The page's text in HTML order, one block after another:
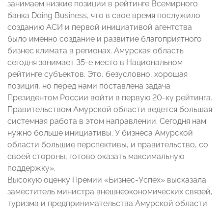
занимаем низкие позиции в рейтинге Всемирного
банка Doing Business, что в свое время послужило
созданию АСИ и первой инициативой агентства
было именно создание и развитие благоприятного
бизнес климата в регионах. Амурская область
сегодня занимает 35-е место в Национальном
рейтинге субъектов. Это, безусловно, хорошая
позиция, но перед нами поставлена задача
Президентом России войти в первую 20-ку рейтинга.
Правительством Амурской области ведется большая
системная работа в этом направлении. Сегодня нам
нужно больше инициативы. У бизнеса Амурской
области большие перспективы, и правительство, со
своей стороны, готово оказать максимальную
поддержку».
Высокую оценку Премии «Бизнес-Успех» высказала
заместитель министра внешнеэкономических связей,
туризма и предпринимательства Амурской области